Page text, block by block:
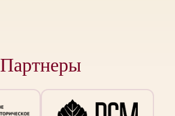
Партнеры